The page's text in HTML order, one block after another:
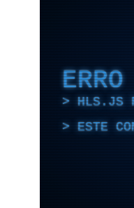
ERRO
HLS.JS
ESTE